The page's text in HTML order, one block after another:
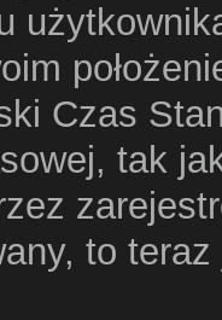
Czas
tak
to